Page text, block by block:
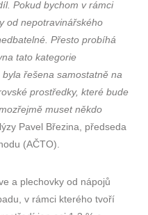
Pokud bychom v rámci
od nepotravinářského
Přesto probíhá
tato kategorie
řešena samostatně na
prostředky, které bude
muset někdo
Pavel Březina, předseda
(AČTO).
a plechovky od nápojů
v rámci kterého tvoří